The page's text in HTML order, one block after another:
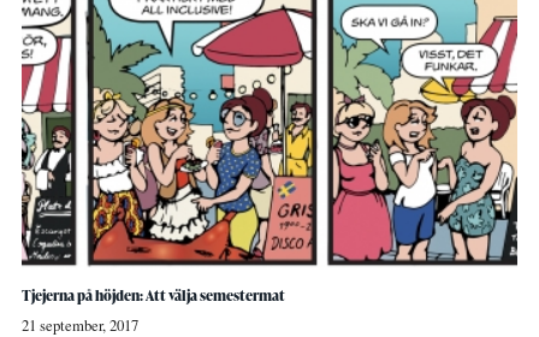
Tjejerna på höjden: Att välja semestermat
21 september, 2017